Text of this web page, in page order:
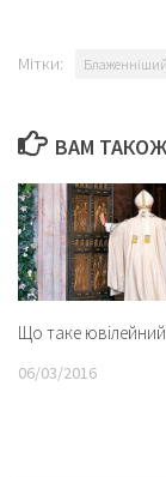
Мітки:
ВАМ
Що таке ювілейний
06/03/2016